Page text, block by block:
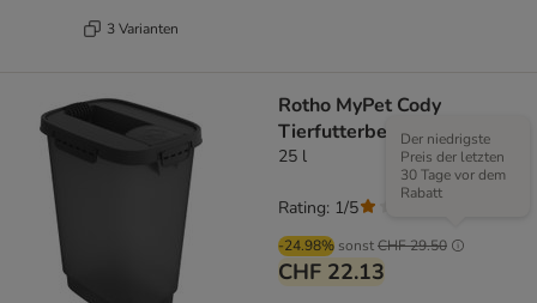
3 Varianten
Rotho MyPet Cody
Tierfutterbehälter
25 l
-24.98% sonstCHF 29.50
Der niedrigste
Preis der letzten
30 Tage vor dem
Rabatt
CHF 22.13
Rating: 1/5